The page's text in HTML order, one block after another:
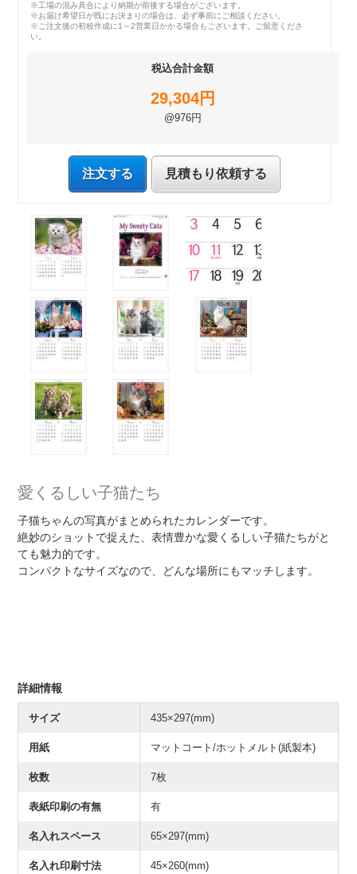
※工場の混み具合により納期が前後する場合がございます。
※お届け希望日が既にお決まりの場合は、必ず事前にご相談ください。
※ご注文後の初校作成に1～2営業日かかる場合もございます。ご留意くださ
い。
税込合計金額
29,304円
@976円
注文する 見積もり依頼する
愛くるしい子猫たち
子猫ちゃんの写真がまとめられたカレンダーです。
絶妙のショットで捉えた、表情豊かな愛くるしい子猫たちがと
ても魅力的です。
コンパクトなサイズなので、どんな場所にもマッチします。
詳細情報
サイズ 435×297(mm)
用紙 マットコート/ホットメルト(紙製本)
枚数 7枚
表紙印刷の有無 有
名入れスペース 65×297(mm)
名入れ印刷寸法 45×260(mm)